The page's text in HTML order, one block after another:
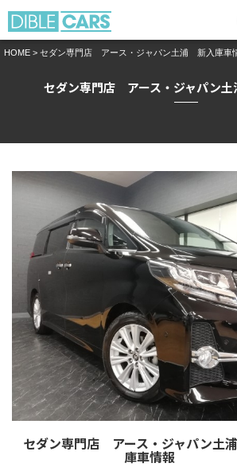
HOME > セダン専門店 アース・ジャパン土浦 新入庫車
セダン専門店 アース・ジャパン
セダン専門店 アース・ジャパン土
庫車情報